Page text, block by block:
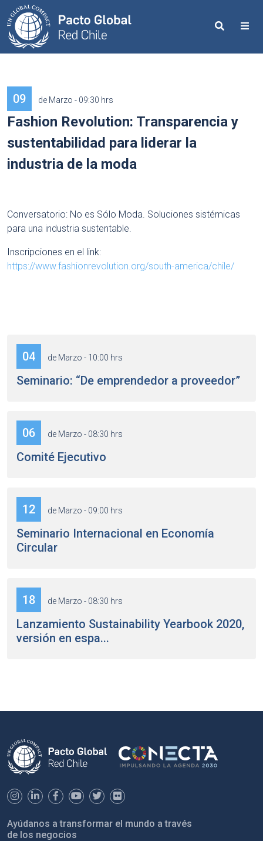
Search
09 de Marzo - 09:30 hrs
Fashion Revolution: Transparencia y
sustentabilidad para liderar la
industria de la moda
Conversatorio: No es Sólo Moda. Soluciones sistémicas
para una industria sustentable.
Inscripciones en el link:
https://www.fashionrevolution.org/south-america/chile/
04 de Marzo - 10:00 hrs
Seminario: “De emprendedor a proveedor”
06 de Marzo - 08:30 hrs
Comité Ejecutivo
12 de Marzo - 09:00 hrs
Seminario Internacional en Economía
Circular
18 de Marzo - 08:30 hrs
Lanzamiento Sustainability Yearbook 2020,
versión en espa...
Ayúdanos a transformar el mundo a través
de los negocios